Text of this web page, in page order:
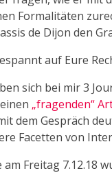
Formalitäten
de Dijon den
auf Eure
sich bei mir 3
„fragenden“
dem Gespräch
Facetten von
am Freitag 7.12.18